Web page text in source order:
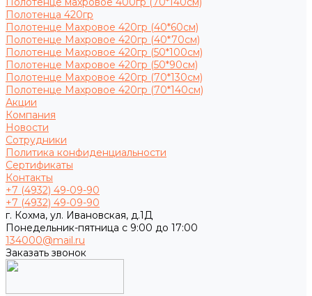
Полотенца 420гр
Полотенце Махровое 420гр (40*60см)
Полотенце Махровое 420гр (40*70см)
Полотенце Махровое 420гр (50*100см)
Полотенце Махровое 420гр (50*90см)
Полотенце Махровое 420гр (70*130см)
Полотенце Махровое 420гр (70*140см)
Акции
Компания
Новости
Сотрудники
Политика конфиденциальности
Сертификаты
Контакты
+7 (4932) 49-09-90
+7 (4932) 49-09-90
г. Кохма, ул. Ивановская, д.1Д
Понедельник-пятница с 9:00 до 17:00
134000@mail.ru
Заказать звонок